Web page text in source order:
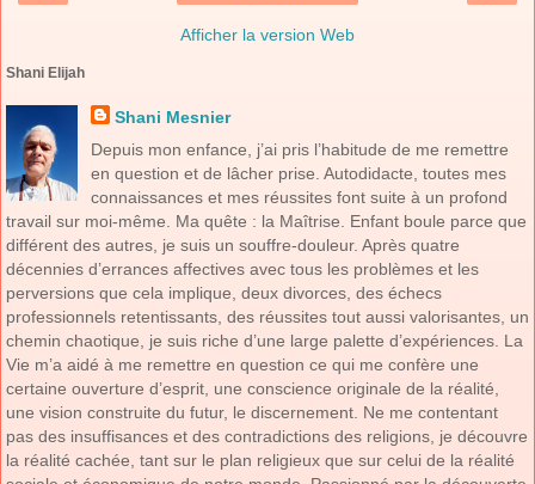
Afficher la version Web
Shani Elijah
Shani Mesnier
Depuis mon enfance, j’ai pris l’habitude de me remettre
en question et de lâcher prise. Autodidacte, toutes mes
connaissances et mes réussites font suite à un profond
travail sur moi-même. Ma quête : la Maîtrise. Enfant boule parce que
différent des autres, je suis un souffre-douleur. Après quatre
décennies d’errances affectives avec tous les problèmes et les
perversions que cela implique, deux divorces, des échecs
professionnels retentissants, des réussites tout aussi valorisantes, un
chemin chaotique, je suis riche d’une large palette d’expériences. La
Vie m’a aidé à me remettre en question ce qui me confère une
certaine ouverture d’esprit, une conscience originale de la réalité,
une vision construite du futur, le discernement. Ne me contentant
pas des insuffisances et des contradictions des religions, je découvre
la réalité cachée, tant sur le plan religieux que sur celui de la réalité